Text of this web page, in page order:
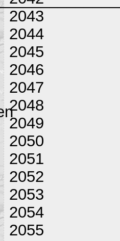
2043
2044
2045
2046
2047
2048
2049
2050
2051
2052
2053
2054
2055